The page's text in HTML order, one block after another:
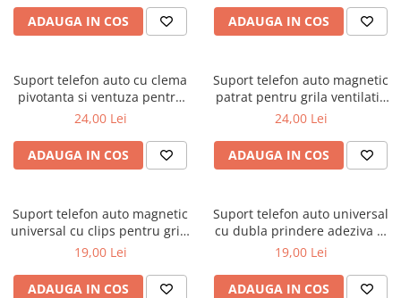
ADAUGA IN COS ADAUGA IN COS
Suport telefon auto cu clema
pivotanta si ventuza pentru
parbriz
24,00 Lei
ADAUGA IN COS
Suport telefon auto magnetic
patrat pentru grila ventilatie
universal
24,00 Lei
ADAUGA IN COS
Suport telefon auto magnetic
universal cu clips pentru grila
ventilatie
19,00 Lei
ADAUGA IN COS
Suport telefon auto universal
cu dubla prindere adeziva si
carlig
19,00 Lei
ADAUGA IN COS